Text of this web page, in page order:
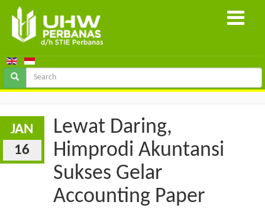
JAN
16
Lewat Daring,
Himprodi Akuntansi
Sukses Gelar
Accounting Paper